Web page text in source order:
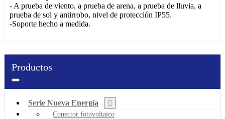
- A prueba de viento, a prueba de arena, a prueba de lluvia, a
prueba de sol y antirrobo, nivel de protección IP55.
-Soporte hecho a medida.
Productos
Serie Nueva Energía
Conector fotovoltaico